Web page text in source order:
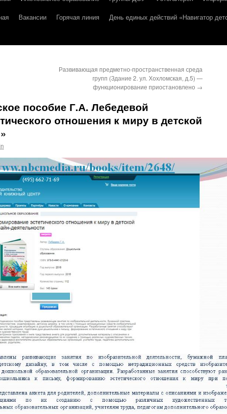
Вакансии Горячая линия День единых действий «Навигатор
Развивающая предметно-пространственная среда
групп (Здание 2. ул. Хохломская, д.5) —
функционирование приостановлено →
пособие Г.А. Лебедевой
отношения к миру в детской